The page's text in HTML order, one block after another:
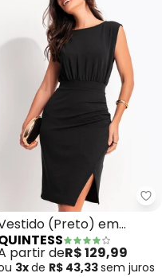
- Vestido (Listrado
(Preto) em
Texturizada
partir deR$ 129,99
3xde R$ 43,33sem juros